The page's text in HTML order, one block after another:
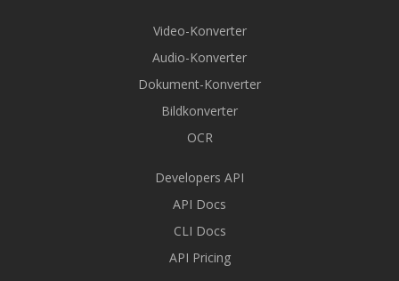
Video-Konverter
Audio-Konverter
Dokument-Konverter
Bildkonverter
OCR
Developers API
API Docs
CLI Docs
API Pricing